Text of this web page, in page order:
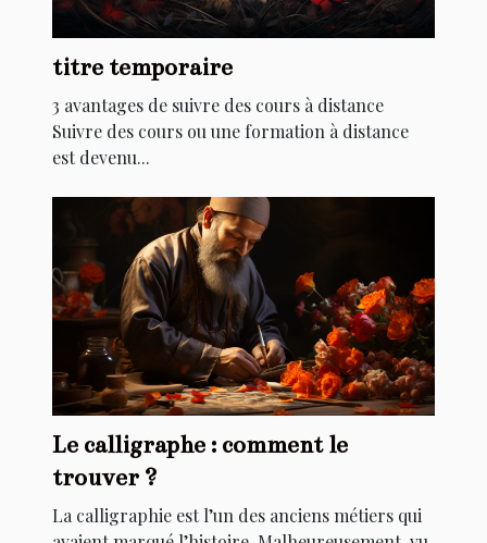
titre temporaire
3 avantages de suivre des cours à distance
Suivre des cours ou une formation à distance
est devenu...
Le calligraphe : comment le
trouver ?
La calligraphie est l’un des anciens métiers qui